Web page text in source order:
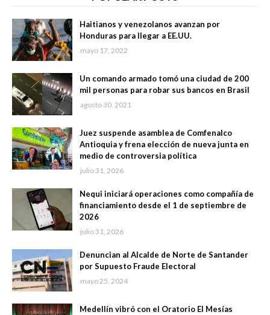
Haitianos y venezolanos avanzan por
Honduras para llegar a EE.UU.
mayo 17, 2022
Un comando armado tomó una ciudad de 200
mil personas para robar sus bancos en Brasil
agosto 30, 2021
Juez suspende asamblea de Comfenalco
Antioquia y frena elección de nueva junta en
medio de controversia política
julio 31, 2026
Nequi iniciará operaciones como compañía de
financiamiento desde el 1 de septiembre de
2026
julio 31, 2026
Denuncian al Alcalde de Norte de Santander
por Supuesto Fraude Electoral
mayo 25, 2024
Medellín vibró con el Oratorio El Mesías